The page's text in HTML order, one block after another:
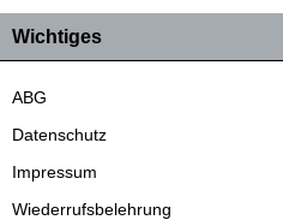
Wichtiges
ABG
Datenschutz
Impressum
Wiederrufsbelehrung